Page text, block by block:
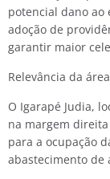
potencial dano ao
adoção de
garantir maior
Relevância da área
O Igarapé Judia,
na margem
para a ocupação
abastecimento de